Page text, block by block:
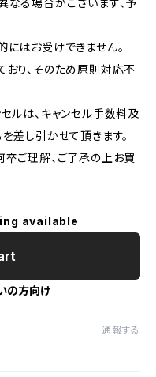
る場合がございます、予
はお受けできません。
り、そのため原則対応不
ルは、キャンセル手数料及
差し引かせて頂きます。
ご理解、ご了承の上お買
available
の方向け
通報する